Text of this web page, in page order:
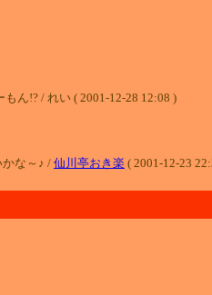
ん!? / れい ( 2001-12-28 12:08 )
な～♪ / 仙川亭おき楽 ( 2001-12-23